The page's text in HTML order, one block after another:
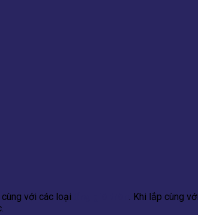
với các loại
. Khi lắp cùng